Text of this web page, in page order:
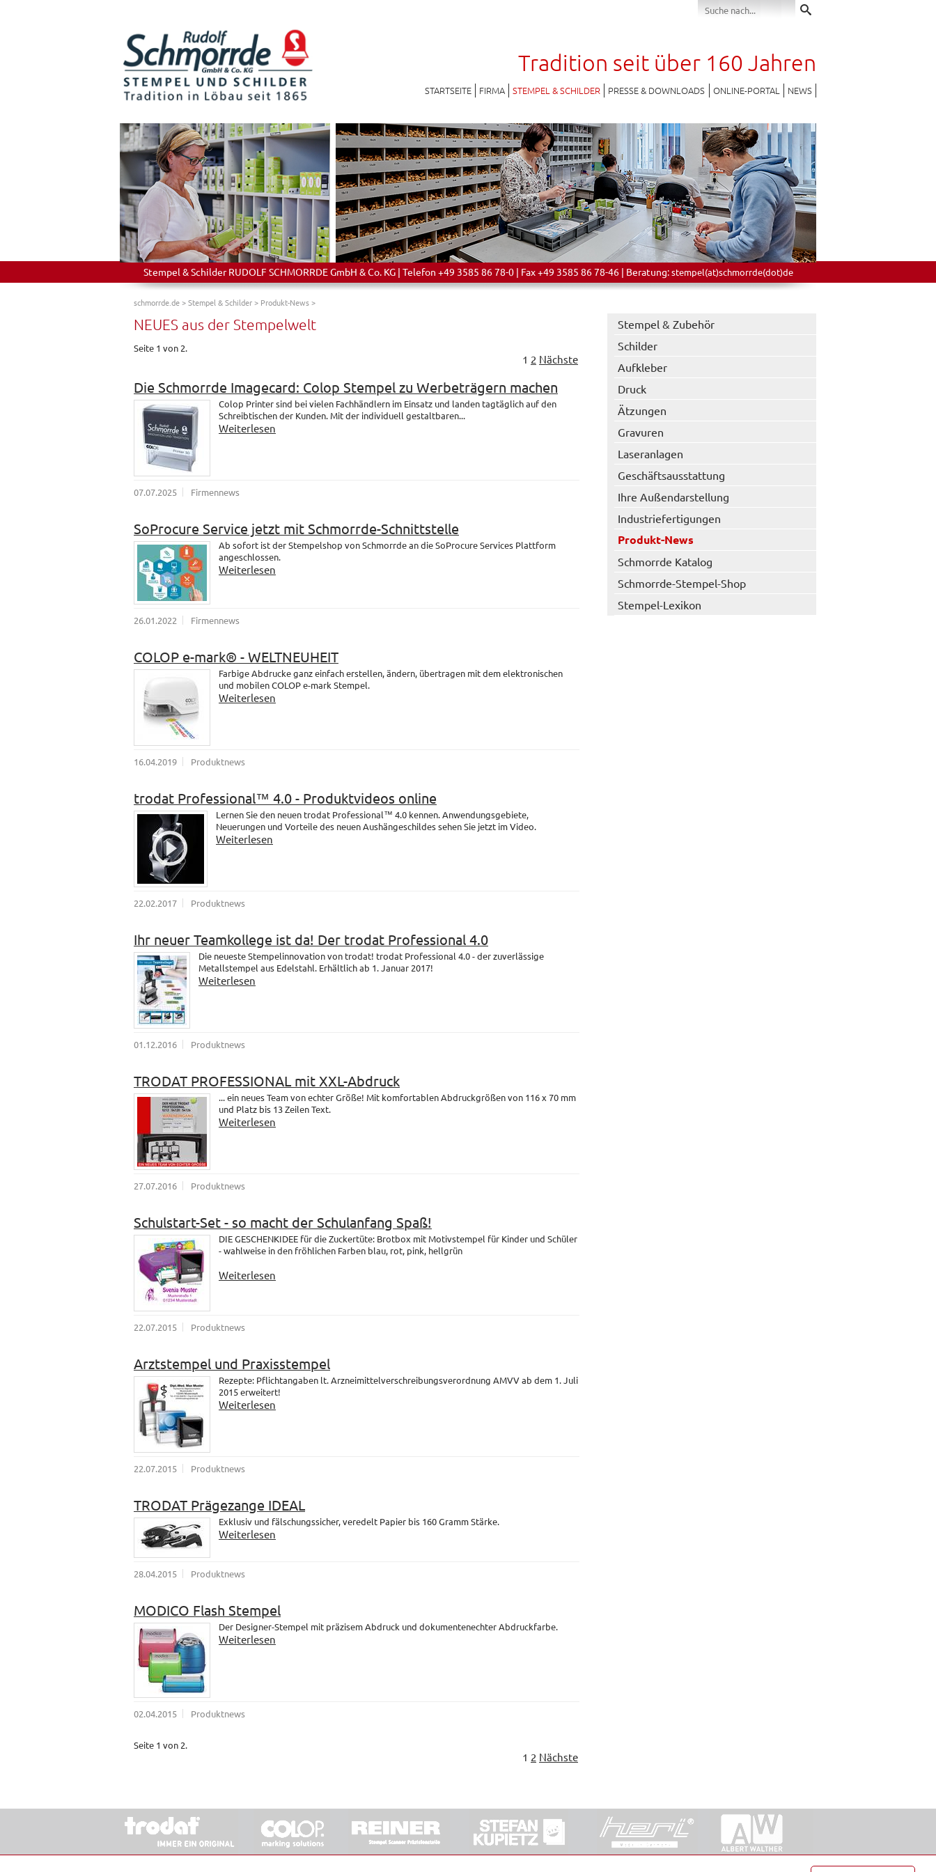
Tradition seit über 160 Jahren
STARTSEITE FIRMA STEMPEL & SCHILDER PRESSE & DOWNLOADS ONLINE-PORTAL NEWS
Stempel & Schilder RUDOLF SCHMORRDE GmbH & Co. KG | Telefon +49 3585 86 78-0 | Fax +49 3585 86 78-46 | Beratung:stempel(at)schmorrde(dot)de
schmorrde.de>Stempel & Schilder> Produkt-News>
NEUES aus der Stempelwelt
Seite 1 von 2.
1 2 Nächste
Die Schmorrde Imagecard: Colop Stempel zu Werbeträgern machen
Colop Printer sind bei vielen Fachhändlern im Einsatz und landen tagtäglich auf den
Schreibtischen der Kunden. Mit der individuell gestaltbaren...
Weiterlesen
07.07.2025 Firmennews
SoProcure Service jetzt mit Schmorrde-Schnittstelle
Ab sofort ist der Stempelshop von Schmorrde an die SoProcure Services Plattform
angeschlossen.
Weiterlesen
26.01.2022 Firmennews
COLOP e-mark® - WELTNEUHEIT
Farbige Abdrucke ganz einfach erstellen, ändern, übertragen mit dem elektronischen
und mobilen COLOP e-mark Stempel.
Weiterlesen
16.04.2019 Produktnews
trodat Professional™ 4.0 - Produktvideos online
Lernen Sie den neuen trodat Professional™ 4.0 kennen. Anwendungsgebiete,
Neuerungen und Vorteile des neuen Aushängeschildes sehen Sie jetzt im Video.
Weiterlesen
22.02.2017 Produktnews
Ihr neuer Teamkollege ist da! Der trodat Professional 4.0
Die neueste Stempelinnovation von trodat! trodat Professional 4.0 - der zuverlässige
Metallstempel aus Edelstahl. Erhältlich ab 1. Januar 2017!
Weiterlesen
01.12.2016 Produktnews
TRODAT PROFESSIONAL mit XXL-Abdruck
... ein neues Team von echter Größe! Mit komfortablen Abdruckgrößen von 116 x 70 mm
und Platz bis 13 Zeilen Text.
Weiterlesen
27.07.2016 Produktnews
Schulstart-Set - so macht der Schulanfang Spaß!
DIE GESCHENKIDEE für die Zuckertüte: Brotbox mit Motivstempel für Kinder und Schüler
- wahlweise in den fröhlichen Farben blau, rot, pink, hellgrün
Weiterlesen
22.07.2015 Produktnews
Arztstempel und Praxisstempel
Rezepte: Pflichtangaben lt. Arzneimittelverschreibungsverordnung AMVV ab dem 1. Juli
2015 erweitert!
Weiterlesen
22.07.2015 Produktnews
TRODAT Prägezange IDEAL
Exklusiv und fälschungssicher, veredelt Papier bis 160 Gramm Stärke.
Weiterlesen
28.04.2015 Produktnews
MODICO Flash Stempel
Der Designer-Stempel mit präzisem Abdruck und dokumentenechter Abdruckfarbe.
Weiterlesen
02.04.2015 Produktnews
Seite 1 von 2.
1 2 Nächste
Stempel & Zubehör
Schilder
Aufkleber
Druck
Ätzungen
Gravuren
Laseranlagen
Geschäftsausstattung
Ihre Außendarstellung
Industriefertigungen
Produkt-News
Schmorrde Katalog
Schmorrde-Stempel-Shop
Stempel-Lexikon